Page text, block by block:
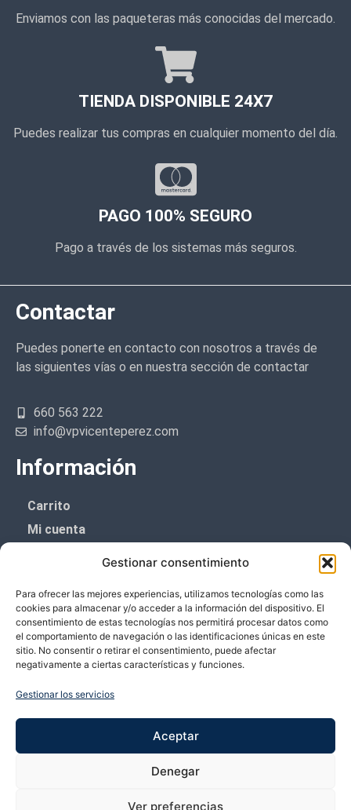
Gestionar consentimiento
Para ofrecer las mejores experiencias, utilizamos tecnologías como las
cookies para almacenar y/o acceder a la información del dispositivo. El
consentimiento de estas tecnologías nos permitirá procesar datos como
el comportamiento de navegación o las identificaciones únicas en este
sitio. No consentir o retirar el consentimiento, puede afectar
negativamente a ciertas características y funciones.
Gestionar los servicios
Aceptar
Denegar
Ver preferencias
Enviamos con las paqueteras más conocidas del mercado.
TIENDA DISPONIBLE 24X7
Puedes realizar tus compras en cualquier momento del día.
PAGO 100% SEGURO
Pago a través de los sistemas más seguros.
Contactar
Puedes ponerte en contacto con nosotros a través de
las siguientes vías o en nuestra sección de contactar
660 563 222
info@vpvicenteperez.com
Información
Carrito
Mi cuenta
Política de cookies (UE)
Boletín de noticias
¡¡Suscríbete y prometemos no dar mucho el
Te enviaremos sólo cosas importantes.